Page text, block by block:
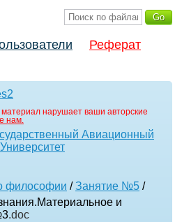
Реферат
нарушает ваши авторские
нам.
Авиационный
философии /Занятие №5 /
и
.doc